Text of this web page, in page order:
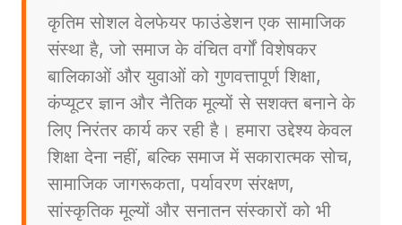
कृतिम सोशल वेलफेयर फाउंडेशन एक सामाजिक
संस्था है, जो समाज के वंचित वर्गों विशेषकर
बालिकाओं और युवाओं को गुणवत्तापूर्ण शिक्षा,
कंप्यूटर ज्ञान और नैतिक मूल्यों से सशक्त बनाने के
लिए निरंतर कार्य कर रही है। हमारा उद्देश्य केवल
शिक्षा देना नहीं, बल्कि समाज में सकारात्मक सोच,
सामाजिक जागरूकता, पर्यावरण संरक्षण,
सांस्कृतिक मूल्यों और सनातन संस्कारों को भी